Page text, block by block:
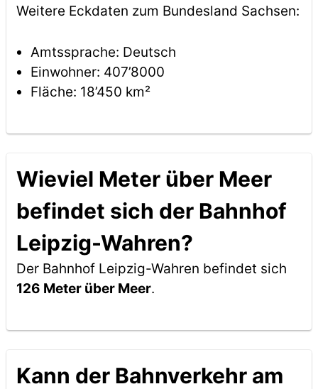
Weitere Eckdaten zum Bundesland Sachsen:
Amtssprache: Deutsch
Einwohner: 407’8000
Fläche: 18’450 km²
Wieviel Meter über Meer
befindet sich der Bahnhof
Leipzig-Wahren?
Der Bahnhof Leipzig-Wahren befindet sich
126 Meter über Meer.
Kann der Bahnverkehr am